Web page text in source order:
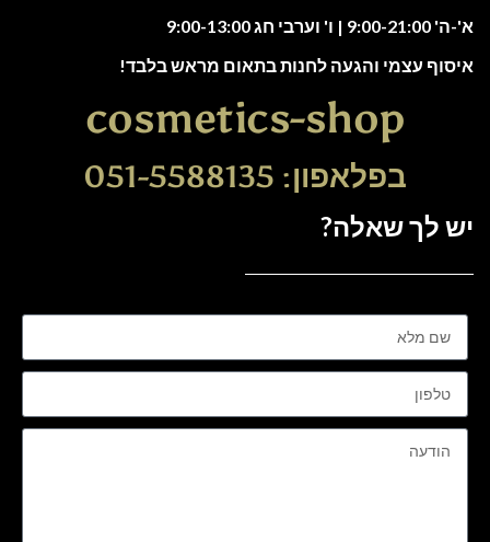
א'-ה' 9:00-21:00 | ו' וערבי חג 9:00-13:00
איסוף עצמי והגעה לחנות בתאום מראש בלבד!
cosmetics-shop
בפלאפון: 051-5588135
יש לך שאלה?